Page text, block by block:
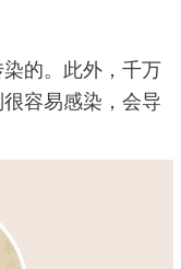
的。此外，千万
容易感染，会导